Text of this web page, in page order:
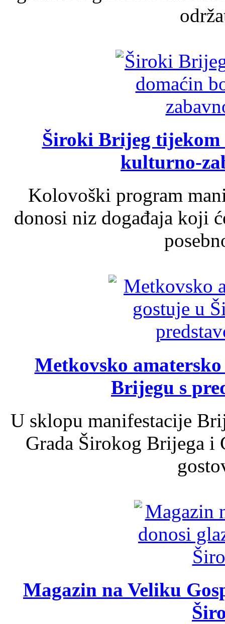
Široki Brijeg tijekom
kulturno-
Kolovoški program
donosi niz događaja koji
Metkovsko
Brijegu s
U sklopu manifestacije
Grada Širokog Brijega
Magazin na Veliku